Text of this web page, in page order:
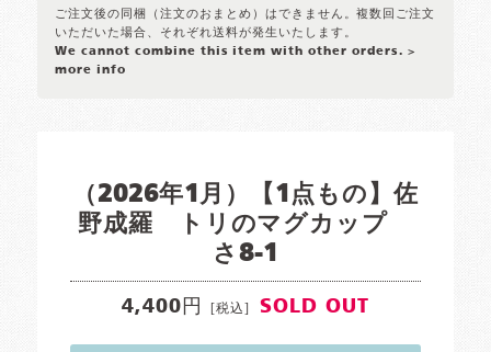
ご注文後の同梱（注文のおまとめ）はできません。複数回ご注文
いただいた場合、それぞれ送料が発生いたします。
We cannot combine this item with other orders. >
more info
（2026年1月）【1点もの】佐
野成羅 トリのマグカップ
さ8-1
4,400円 [税込] SOLD OUT